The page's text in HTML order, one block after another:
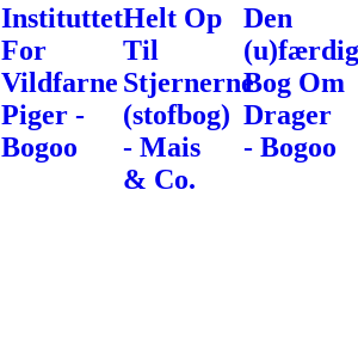
Instituttet
For
Vildfarne
Piger -
Bogoo
Helt Op
Til
Stjernerne
(stofbog)
- Mais
& Co.
Den
Bog Om
Drager
- Bogoo